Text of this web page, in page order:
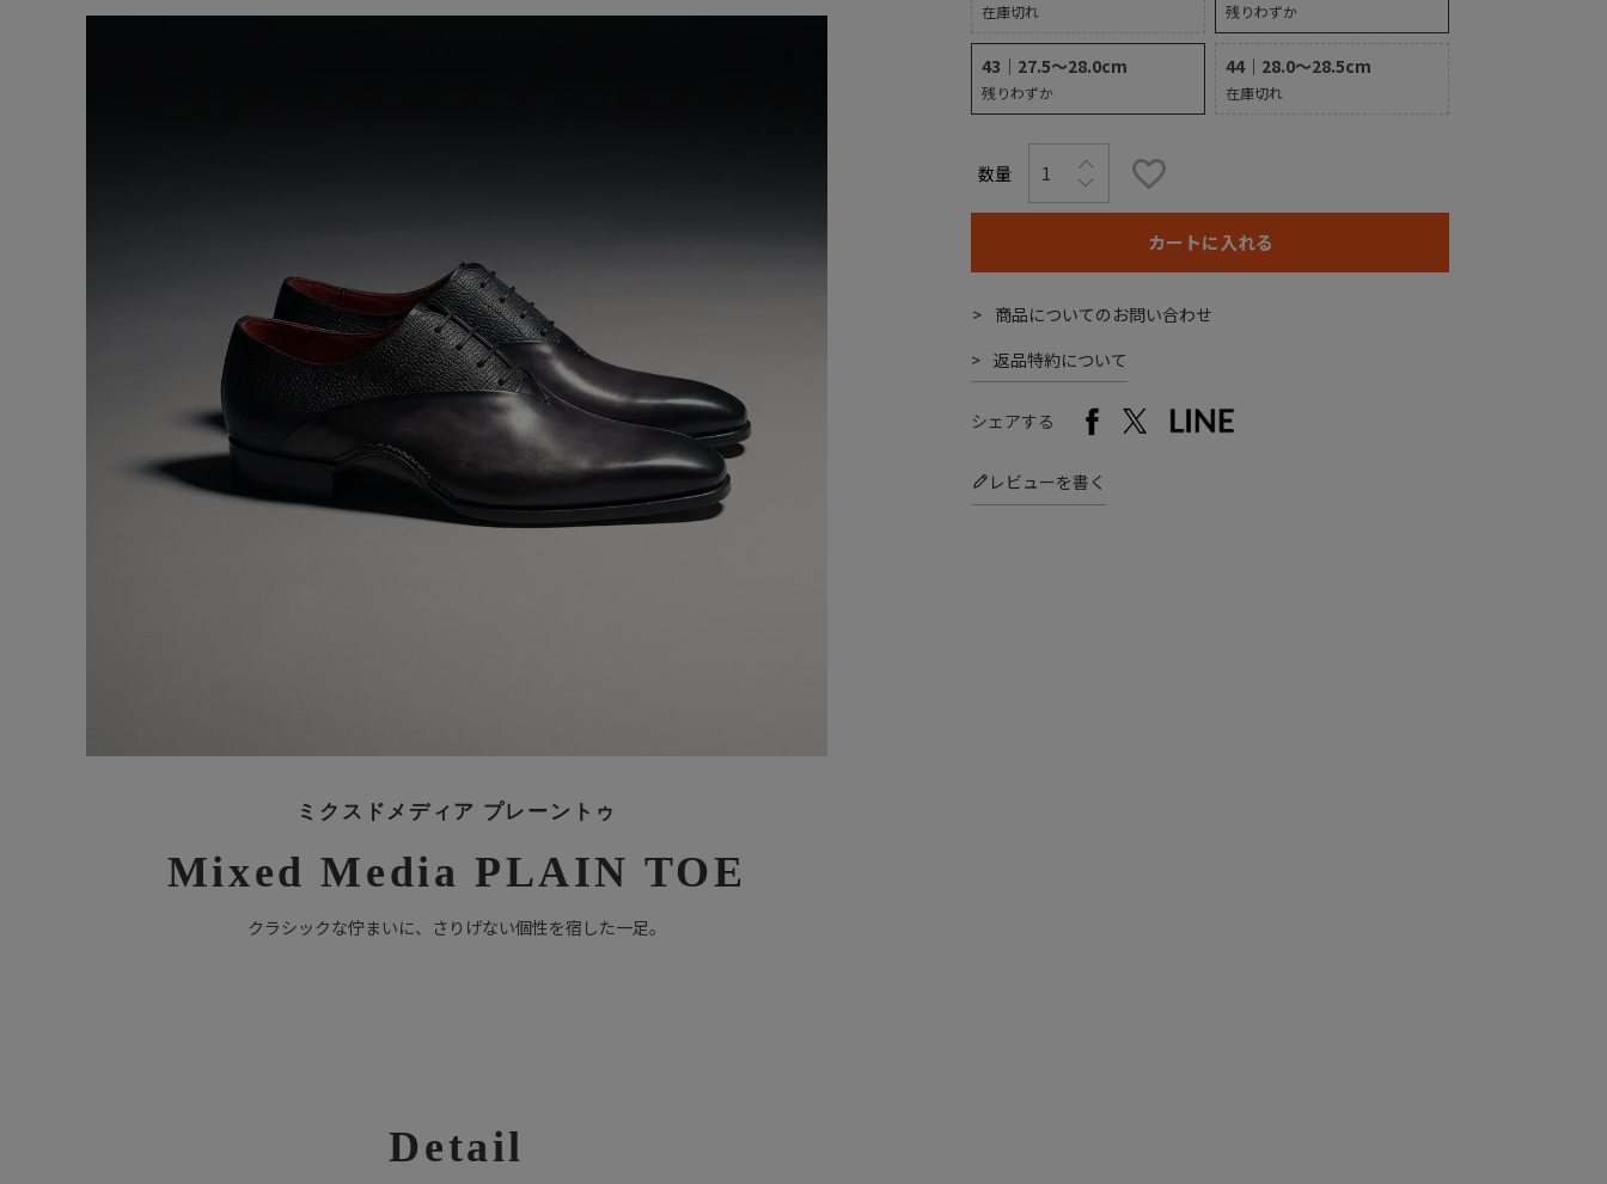
在庫切れ 残りわずか
43｜27.5～28.0cm
残りわずか
44｜28.0～28.5cm
在庫切れ
カートに入れる
商品についてのお問い合わせ
返品特約について
シェアする
レビューを書く
ミクスドメディア プレーントゥ
Mixed Media PLAIN TOE
クラシックな佇まいに、さりげない個性を宿した一足。
Detail